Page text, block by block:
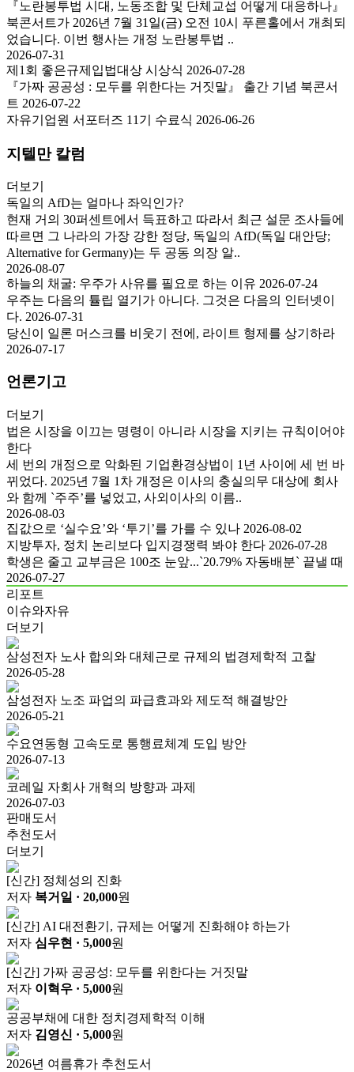
『노란봉투법 시대, 노동조합 및 단체교섭 어떻게 대응하나』
북콘서트가 2026년 7월 31일(금) 오전 10시 푸른홀에서 개최되
었습니다. 이번 행사는 개정 노란봉투법 ..
2026-07-31
제1회 좋은규제입법대상 시상식 2026-07-28
『가짜 공공성 : 모두를 위한다는 거짓말』 출간 기념 북콘서
트 2026-07-22
자유기업원 서포터즈 11기 수료식 2026-06-26
지텔만 칼럼
더보기
독일의 AfD는 얼마나 좌익인가?
현재 거의 30퍼센트에서 득표하고 따라서 최근 설문 조사들에
따르면 그 나라의 가장 강한 정당, 독일의 AfD(독일 대안당;
Alternative for Germany)는 두 공동 의장 알..
2026-08-07
하늘의 채굴: 우주가 사유를 필요로 하는 이유 2026-07-24
우주는 다음의 튤립 열기가 아니다. 그것은 다음의 인터넷이
다. 2026-07-31
당신이 일론 머스크를 비웃기 전에, 라이트 형제를 상기하라
2026-07-17
언론기고
더보기
법은 시장을 이끄는 명령이 아니라 시장을 지키는 규칙이어야
한다
세 번의 개정으로 악화된 기업환경상법이 1년 사이에 세 번 바
뀌었다. 2025년 7월 1차 개정은 이사의 충실의무 대상에 회사
와 함께 `주주’를 넣었고, 사외이사의 이름..
2026-08-03
집값으로 ‘실수요’와 ‘투기’를 가를 수 있나 2026-08-02
지방투자, 정치 논리보다 입지경쟁력 봐야 한다 2026-07-28
학생은 줄고 교부금은 100조 눈앞...`20.79% 자동배분` 끝낼 때
2026-07-27
리포트
이슈와자유
더보기
삼성전자 노사 합의와 대체근로 규제의 법경제학적 고찰
2026-05-28
삼성전자 노조 파업의 파급효과와 제도적 해결방안
2026-05-21
수요연동형 고속도로 통행료체계 도입 방안
2026-07-13
코레일 자회사 개혁의 방향과 과제
2026-07-03
판매도서
추천도서
더보기
[신간] 정체성의 진화
저자 복거일 · 20,000원
[신간] AI 대전환기, 규제는 어떻게 진화해야 하는가
저자 심우현 · 5,000원
[신간] 가짜 공공성: 모두를 위한다는 거짓말
저자 이혁우 · 5,000원
공공부채에 대한 정치경제학적 이해
저자 김영신 · 5,000원
2026년 여름휴가 추천도서